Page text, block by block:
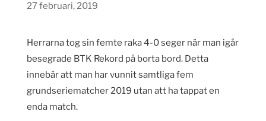
27 februari, 2019
Herrarna tog sin femte raka 4-0 seger när man igår
besegrade BTK Rekord på borta bord. Detta
innebär att man har vunnit samtliga fem
grundseriematcher 2019 utan att ha tappat en
enda match.